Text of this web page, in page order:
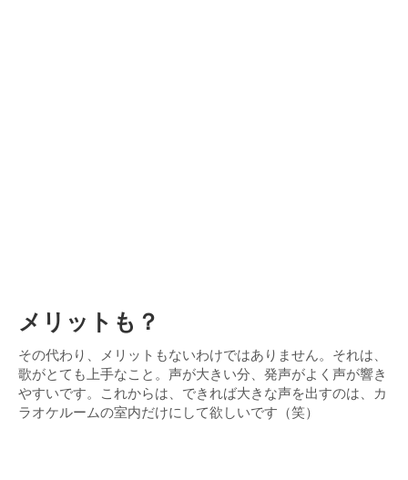
メリットも？
その代わり、メリットもないわけではありません。それは、
歌がとても上手なこと。声が大きい分、発声がよく声が響き
やすいです。これからは、できれば大きな声を出すのは、カ
ラオケルームの室内だけにして欲しいです（笑）